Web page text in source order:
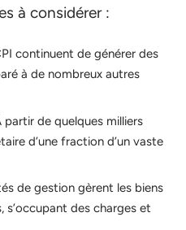
à considérer :
continuent de générer des
à de nombreux autres
partir de quelques milliers
d’une fraction d’un vaste
de gestion gèrent les biens
s’occupant des charges et